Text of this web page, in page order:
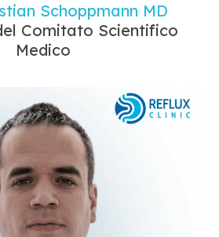
Schoppmann MD
Comitato Scientifico
Medico